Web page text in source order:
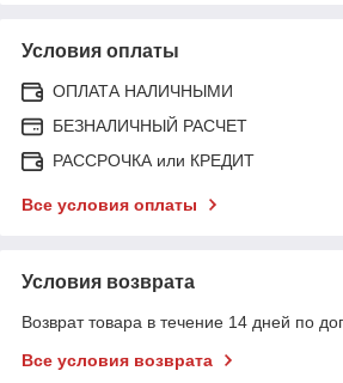
Условия оплаты
ОПЛАТА НАЛИЧНЫМИ
БЕЗНАЛИЧНЫЙ РАСЧЕТ
РАССРОЧКА или КРЕДИТ
Все условия оплаты
Условия возврата
Возврат товара в течение 14 дней по
Все условия возврата